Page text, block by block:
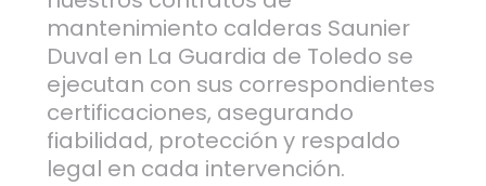
mantenimiento calderas Saunier
Duval en La Guardia de Toledo se
ejecutan con sus correspondientes
certificaciones, asegurando
fiabilidad, protección y respaldo
legal en cada intervención.